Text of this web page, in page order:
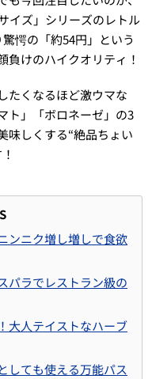
イズ」シリーズのレトル
愕の「約54円」という
負けのハイクオリティ！
たくなるほど激ウマな
ト」「ボロネーゼ」の3
味しくする“絶品ちょい
ンニク増し増しで食欲
パラでレストラン級の
大人テイストなハーブ
しても使える万能パス